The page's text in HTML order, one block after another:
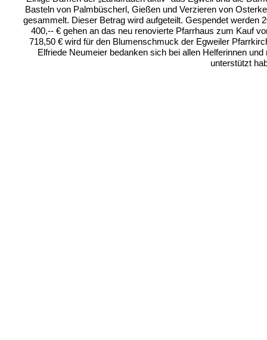
Basteln von Palmbüscherl, Gießen und Verzieren von
gesammelt. Dieser Betrag wird aufgeteilt. Gespendet werden
400,-- € gehen an das neu renovierte Pfarrhaus zum Kauf
718,50 € wird für den Blumenschmuck der Egweiler
Elfriede Neumeier bedanken sich bei allen Helferinnen
unterstützt